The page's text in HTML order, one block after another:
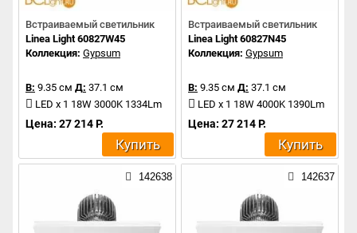
Встраиваемый светильник
Linea Light 60827W45
Коллекция: Gypsum
В: 9.35 см Д: 37.1 см
LED x 1 18W 3000K 1334Lm
Цена: 27 214 Р.
Купить
Встраиваемый светильник
Linea Light 60827N45
Коллекция: Gypsum
В: 9.35 см Д: 37.1 см
LED x 1 18W 4000K 1390Lm
Цена: 27 214 Р.
Купить
142638 142637